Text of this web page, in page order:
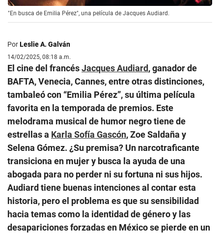
"En busca de Emilia Pérez", una película de Jacques Audiard.
PorLeslie A. Galván
14/02/2025, 08:18 a.m.
El cine del francésJacques Audiard, ganador de
BAFTA, Venecia, Cannes, entre otras distinciones,
tambaleó con “Emilia Pérez”, su última película
favorita en la temporada de premios. Este
melodrama musical de humor negro tiene de
estrellas a Karla Sofía Gascón, Zoe Saldaña y
Selena Gómez. ¿Su premisa? Un narcotraficante
transiciona en mujer y busca la ayuda de una
abogada para no perder ni su fortuna ni sus hijos.
Audiard tiene buenas intenciones al contar esta
historia, pero el problema es que su sensibilidad
hacia temas como la identidad de género y las
desapariciones forzadas en México se pierde en un